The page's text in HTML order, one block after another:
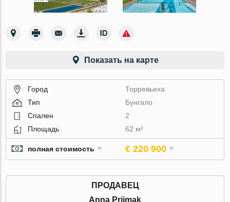
Показать на карте
Город
Торревьеха
Тип
Бунгало
Спален
2
Площадь
62 м²
полная стоимость € 220 900
ПРОДАВЕЦ
Anna Priimak